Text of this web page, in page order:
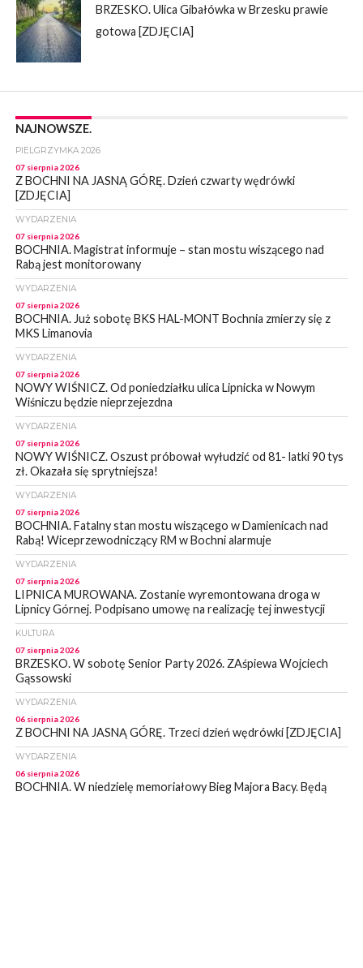
BRZESKO. Ulica Gibałówka w Brzesku prawie
gotowa [ZDJĘCIA]
NAJNOWSZE.
PIELGRZYMKA 2026
07 sierpnia 2026
Z BOCHNI NA JASNĄ GÓRĘ. Dzień czwarty wędrówki
[ZDJĘCIA]
WYDARZENIA
07 sierpnia 2026
BOCHNIA. Magistrat informuje – stan mostu wiszącego nad
Rabą jest monitorowany
WYDARZENIA
07 sierpnia 2026
BOCHNIA. Już sobotę BKS HAL-MONT Bochnia zmierzy się z
MKS Limanovia
WYDARZENIA
07 sierpnia 2026
NOWY WIŚNICZ. Od poniedziałku ulica Lipnicka w Nowym
Wiśniczu będzie nieprzejezdna
WYDARZENIA
07 sierpnia 2026
NOWY WIŚNICZ. Oszust próbował wyłudzić od 81- latki 90 tys
zł. Okazała się sprytniejsza!
WYDARZENIA
07 sierpnia 2026
BOCHNIA. Fatalny stan mostu wiszącego w Damienicach nad
Rabą! Wiceprzewodniczący RM w Bochni alarmuje
WYDARZENIA
07 sierpnia 2026
LIPNICA MUROWANA. Zostanie wyremontowana droga w
Lipnicy Górnej. Podpisano umowę na realizację tej inwestycji
KULTURA
07 sierpnia 2026
BRZESKO. W sobotę Senior Party 2026. ZAśpiewa Wojciech
Gąssowski
WYDARZENIA
06 sierpnia 2026
Z BOCHNI NA JASNĄ GÓRĘ. Trzeci dzień wędrówki [ZDJĘCIA]
WYDARZENIA
06 sierpnia 2026
BOCHNIA. W niedzielę memoriałowy Bieg Majora Bacy. Będą